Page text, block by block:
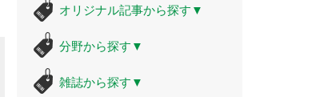
オリジナル記事から探す ▼
分野から探す ▼
雑誌から探す ▼